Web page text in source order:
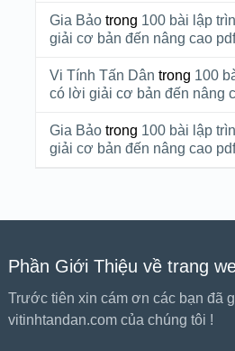
Gia Bảotrong 100 bài lập
giải cơ bản đến nâng cao pdf
Vi Tính Tấn Dân trong 100
có lời giải cơ bản đến nâng
Gia Bảotrong 100 bài lập
giải cơ bản đến nâng cao pdf
Phần Giới Thiệu về trang
Trước tiên xin cám ơn các bạn đã
vitinhtandan.com của chúng tôi !